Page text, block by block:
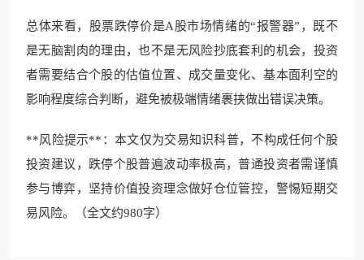
总体来看，股票跌停价是A股市场情绪的“报警器”，既不
是无脑割肉的理由，也不是无风险抄底套利的机会，投资
者需要结合个股的估值位置、成交量变化、基本面利空的
影响程度综合判断，避免被极端情绪裹挟做出错误决策。
**风险提示**：本文仅为交易知识科普，不构成任何个股
投资建议，跌停个股普遍波动率极高，普通投资者需谨慎
参与博弈，坚持价值投资理念做好仓位管控，警惕短期交
易风险。（全文约980字）